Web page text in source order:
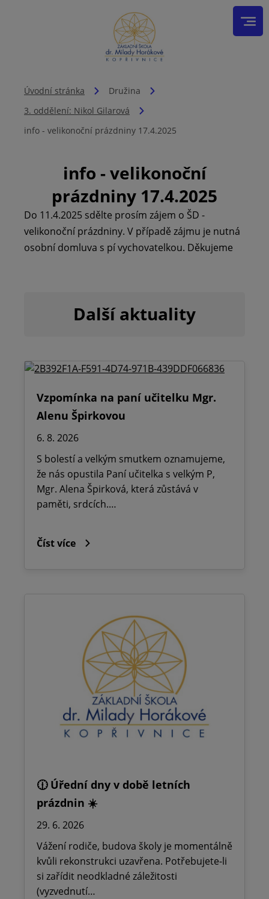
Úvodní stránka
Družina
3. oddělení: Nikol Gilarová
info - velikonoční prázdniny 17.4.2025
info - velikonoční
prázdniny 17.4.2025
Do 11.4.2025 sdělte prosím zájem o ŠD -
velikonoční prázdniny. V případě zájmu je nutná
osobní domluva s pí vychovatelkou. Děkujeme
Další aktuality
Vzpomínka na paní učitelku Mgr.
Alenu Špirkovou
6. 8. 2026
S bolestí a velkým smutkem oznamujeme,
že nás opustila Paní učitelka s velkým P,
Mgr. Alena Špirková, která zůstává v
paměti, srdcích.…
Číst více
🕧 Úřední dny v době letních
prázdnin ☀️
29. 6. 2026
Vážení rodiče, budova školy je momentálně
kvůli rekonstrukci uzavřena. Potřebujete-li
si zařídit neodkladné záležitosti
(vyzvednutí…